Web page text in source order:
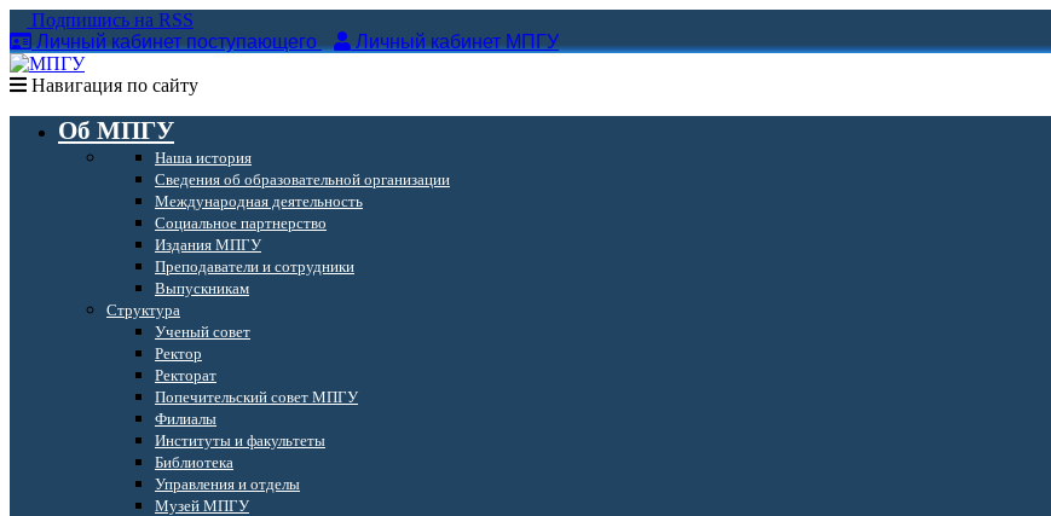
Подпишись на RSS
Личный кабинет поступающего
Личный кабинет МПГУ
Навигация по сайту
Об МПГУ
Наша история
Сведения об образовательной организации
Международная деятельность
Социальное партнерство
Издания МПГУ
Преподаватели и сотрудники
Выпускникам
Структура
Ученый совет
Ректор
Ректорат
Попечительский совет МПГУ
Филиалы
Институты и факультеты
Библиотека
Управления и отделы
Музей МПГУ